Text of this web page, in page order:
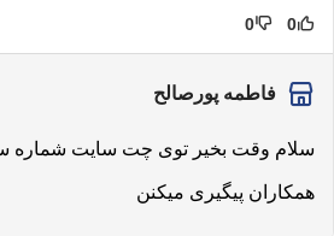
0
0
فاطمه پورصالح
سلام وقت بخیر توی چت سایت شماره
همکاران پیگیری میکنن